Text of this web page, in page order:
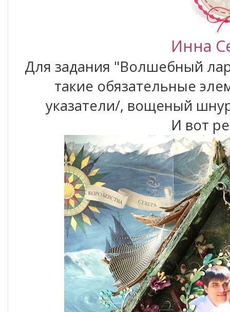
Инна
Для задания "Волшебный
такие обязательные
указатели/, вощеный
И вот